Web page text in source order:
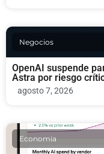
Negocios
OpenAI suspende
Astra por riesgo
agosto 7, 2026
Economia